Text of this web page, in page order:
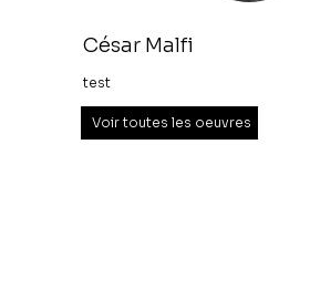
César Malfi
test
Voir toutes les oeuvres